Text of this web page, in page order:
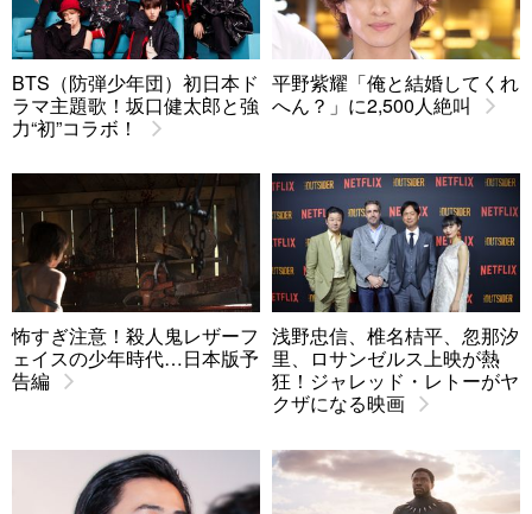
BTS（防弾少年団）初日本ド
ラマ主題歌！坂口健太郎と強
力“初”コラボ！
平野紫耀「俺と結婚してくれ
へん？」に2,500人絶叫
怖すぎ注意！殺人鬼レザーフ
ェイスの少年時代…日本版予
告編
浅野忠信、椎名桔平、忽那汐
里、ロサンゼルス上映が熱
狂！ジャレッド・レトーがヤ
クザになる映画